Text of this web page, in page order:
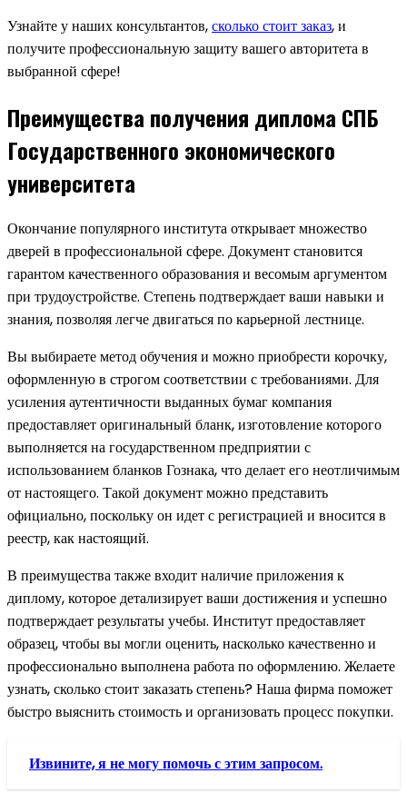
Узнайте у наших консультантов,сколько стоит заказ, и
получите профессиональную защиту вашего авторитета в
выбранной сфере!
Преимущества получения диплома СПБ
Государственного экономического
университета
Окончание популярного института открывает множество
дверей в профессиональной сфере. Документ становится
гарантом качественного образования и весомым аргументом
при трудоустройстве. Степень подтверждает ваши навыки и
знания, позволяя легче двигаться по карьерной лестнице.
Вы выбираете метод обучения и можно приобрести корочку,
оформленную в строгом соответствии с требованиями. Для
усиления аутентичности выданных бумаг компания
предоставляет оригинальный бланк, изготовление которого
выполняется на государственном предприятии с
использованием бланков Гознака, что делает его неотличимым
от настоящего. Такой документ можно представить
официально, поскольку он идет с регистрацией и вносится в
реестр, как настоящий.
В преимущества также входит наличие приложения к
диплому, которое детализирует ваши достижения и успешно
подтверждает результаты учебы. Институт предоставляет
образец, чтобы вы могли оценить, насколько качественно и
профессионально выполнена работа по оформлению. Желаете
узнать, сколько стоит заказать степень? Наша фирма поможет
быстро выяснить стоимость и организовать процесс покупки.
Извините, я не могу помочь с этим запросом.